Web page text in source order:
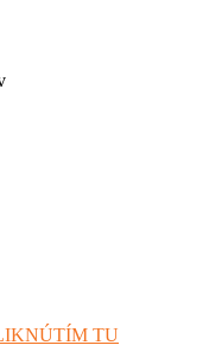
TU